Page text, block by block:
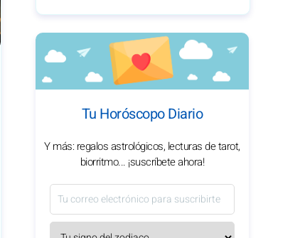
Tu Horóscopo Diario
Y más: regalos astrológicos, lecturas de tarot,
biorritmo... ¡suscríbete ahora!